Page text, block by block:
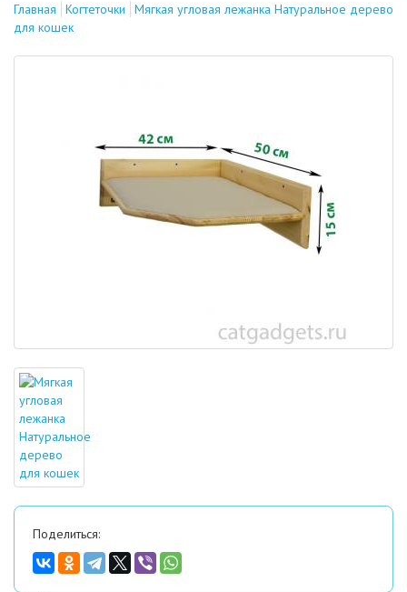
Главная Когтеточки
Мягкая угловая лежанка Натуральное дерево
для кошек
Поделиться: